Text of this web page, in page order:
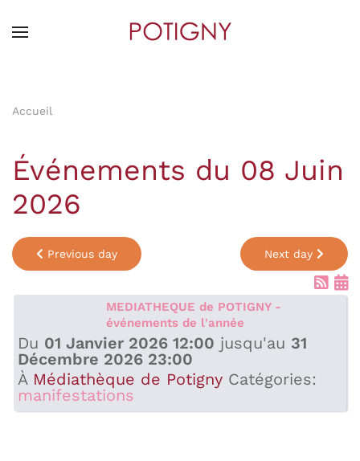
content
Accueil
Événements du 08 Juin
2026
Previous day Next day
MEDIATHEQUE de POTIGNY -
événements de l'année
Du 01 Janvier 2026 12:00 jusqu'au 31
Décembre 2026 23:00
À Médiathèque de Potigny Catégories:
manifestations